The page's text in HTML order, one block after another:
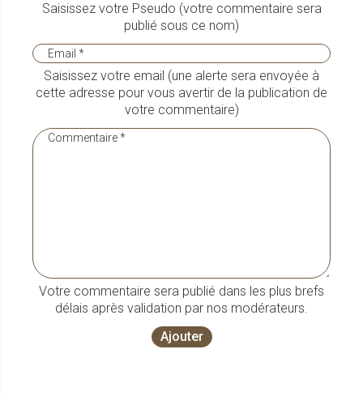
Saisissez votre Pseudo (votre commentaire sera
publié sous ce nom)
Saisissez votre email (une alerte sera envoyée à
cette adresse pour vous avertir de la publication de
votre commentaire)
Votre commentaire sera publié dans les plus brefs
délais après validation par nos modérateurs.
Ajouter